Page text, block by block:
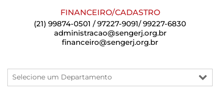
FINANCEIRO/CADASTRO
(21) 99874-0501 / 97227-9091/ 99227-6830
administracao@sengerj.org.br
financeiro@sengerj.org.br